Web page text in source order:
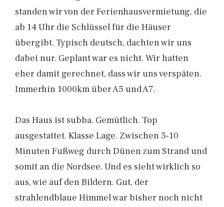
standen wir von der Ferienhausvermietung, die
ab 14 Uhr die Schlüssel für die Häuser
übergibt. Typisch deutsch, dachten wir uns
dabei nur. Geplant war es nicht. Wir hatten
eher damit gerechnet, dass wir uns verspäten.
Immerhin 1000km über A5 und A7.
Das Haus ist subba. Gemütlich. Top
ausgestattet. Klasse Lage. Zwischen 5-10
Minuten Fußweg durch Dünen zum Strand und
somit an die Nordsee. Und es sieht wirklich so
aus, wie auf den Bildern. Gut, der
strahlendblaue Himmel war bisher noch nicht